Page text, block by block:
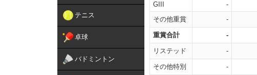
テニス
卓球
バドミントン
GIII
-
その他重賞
-
重賞合計 -
リステッド -
その他特別 -